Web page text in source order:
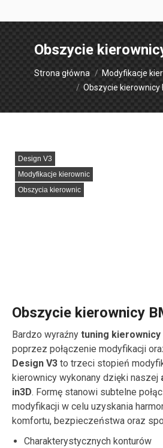
Obszycie
Jesteś tutaj:
Strona główna Modyfikacje
Obszycie kierownicy
Design V3
Modyfikacje kierownic
Obszycia kierownic
Obszycie kierownicy
Bardzo wyraźny tuning kierownicy
poprzez połączenie modyfikacji
Design V3 to trzeci stopień
kierownicy wykonany dzięki naszej
in3D. Formę stanowi subtelne
modyfikacji w celu uzyskania
komfortu, bezpieczeństwa oraz
Charakterystycznych konturów